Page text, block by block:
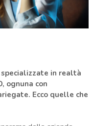
in realtà
ognuna con
Ecco quelle che